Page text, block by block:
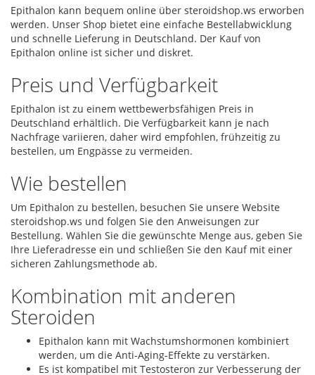
Epithalon kann bequem online über steroidshop.ws erworben
werden. Unser Shop bietet eine einfache Bestellabwicklung
und schnelle Lieferung in Deutschland. Der Kauf von
Epithalon online ist sicher und diskret.
Preis und Verfügbarkeit
Epithalon ist zu einem wettbewerbsfähigen Preis in
Deutschland erhältlich. Die Verfügbarkeit kann je nach
Nachfrage variieren, daher wird empfohlen, frühzeitig zu
bestellen, um Engpässe zu vermeiden.
Wie bestellen
Um Epithalon zu bestellen, besuchen Sie unsere Website
steroidshop.ws und folgen Sie den Anweisungen zur
Bestellung. Wählen Sie die gewünschte Menge aus, geben Sie
Ihre Lieferadresse ein und schließen Sie den Kauf mit einer
sicheren Zahlungsmethode ab.
Kombination mit anderen
Steroiden
Epithalon kann mit Wachstumshormonen kombiniert
werden, um die Anti-Aging-Effekte zu verstärken.
Es ist kompatibel mit Testosteron zur Verbesserung der